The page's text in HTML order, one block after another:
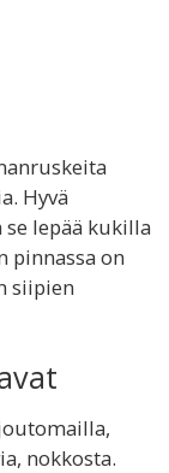
Hyvä
lepää kukilla
pinnassa on
siipien
nokkosta.